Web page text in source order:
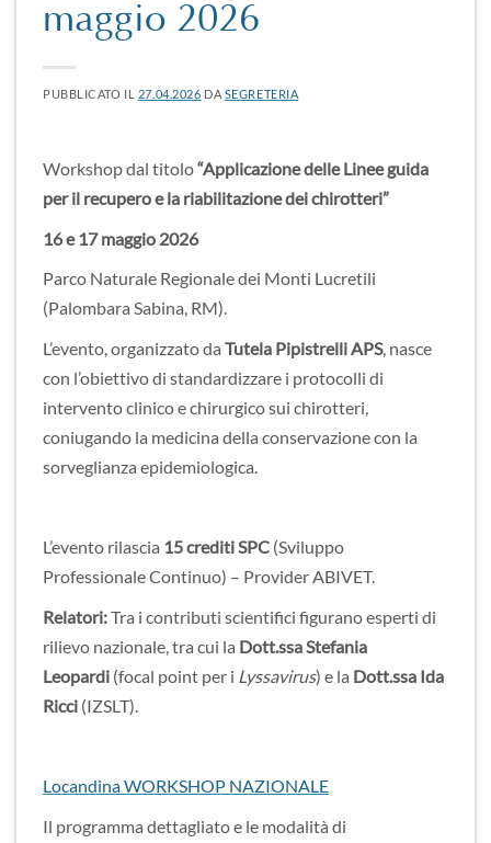
maggio 2026
PUBBLICATO IL 27.04.2026 DA SEGRETERIA
Workshop dal titolo“Applicazione delle Linee guida
per il recupero e la riabilitazione dei chirotteri”
16 e 17 maggio 2026
Parco Naturale Regionale dei Monti Lucretili
(Palombara Sabina, RM).
L’evento, organizzato da Tutela Pipistrelli APS, nasce
con l’obiettivo di standardizzare i protocolli di
intervento clinico e chirurgico sui chirotteri,
coniugando la medicina della conservazione con la
sorveglianza epidemiologica.
L’evento rilascia 15 crediti SPC (Sviluppo
Professionale Continuo) – Provider ABIVET.
Relatori:Tra i contributi scientifici figurano esperti di
rilievo nazionale, tra cui la Dott.ssa Stefania
Leopardi (focal point per i Lyssavirus) e la Dott.ssa Ida
Ricci (IZSLT).
Locandina WORKSHOP NAZIONALE
Il programma dettagliato e le modalità di